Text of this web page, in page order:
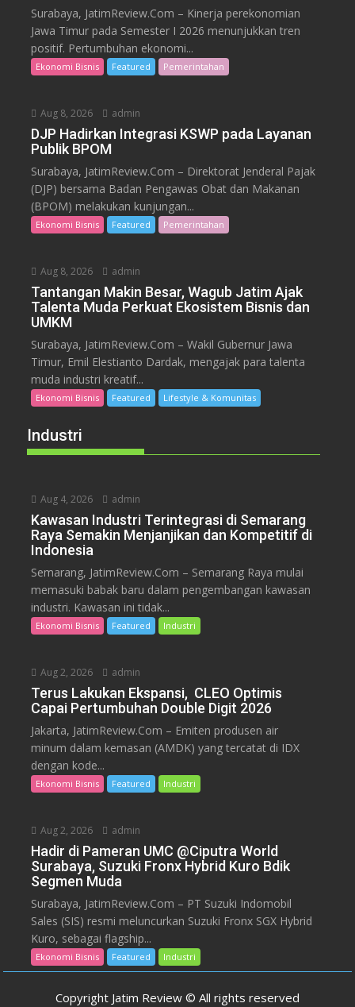
Surabaya, JatimReview.Com – Kinerja perekonomian
Jawa Timur pada Semester I 2026 menunjukkan tren
positif. Pertumbuhan ekonomi...
Ekonomi Bisnis Featured Pemerintahan
Aug 8, 2026 admin
DJP Hadirkan Integrasi KSWP pada Layanan
Publik BPOM
Surabaya, JatimReview.Com – Direktorat Jenderal Pajak
(DJP) bersama Badan Pengawas Obat dan Makanan
(BPOM) melakukan kunjungan...
Ekonomi Bisnis Featured Pemerintahan
Aug 8, 2026 admin
Tantangan Makin Besar, Wagub Jatim Ajak
Talenta Muda Perkuat Ekosistem Bisnis dan
UMKM
Surabaya, JatimReview.Com – Wakil Gubernur Jawa
Timur, Emil Elestianto Dardak, mengajak para talenta
muda industri kreatif...
Ekonomi Bisnis Featured Lifestyle & Komunitas
Industri
Aug 4, 2026 admin
Kawasan Industri Terintegrasi di Semarang
Raya Semakin Menjanjikan dan Kompetitif di
Indonesia
Semarang, JatimReview.Com – Semarang Raya mulai
memasuki babak baru dalam pengembangan kawasan
industri. Kawasan ini tidak...
Ekonomi Bisnis Featured Industri
Aug 2, 2026 admin
Terus Lakukan Ekspansi, CLEO Optimis
Capai Pertumbuhan Double Digit 2026
Jakarta, JatimReview.Com – Emiten produsen air
minum dalam kemasan (AMDK) yang tercatat di IDX
dengan kode...
Ekonomi Bisnis Featured Industri
Aug 2, 2026 admin
Hadir di Pameran UMC @Ciputra World
Surabaya, Suzuki Fronx Hybrid Kuro Bdik
Segmen Muda
Surabaya, JatimReview.Com – PT Suzuki Indomobil
Sales (SIS) resmi meluncurkan Suzuki Fronx SGX Hybrid
Kuro, sebagai flagship...
Ekonomi Bisnis Featured Industri
Copyright Jatim Review © All rights reserved